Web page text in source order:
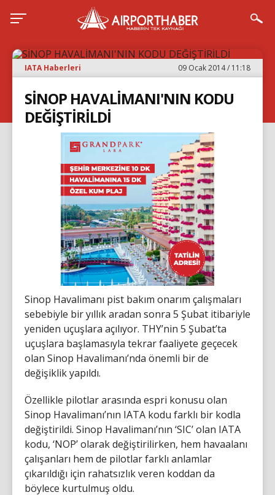
IATA Haberleri 09 Ocak 2014 / 11:18
SİNOP HAVALİMANI'NIN KODU
DEĞİŞTİRİLDİ
Sinop Havalimanı pist bakım onarım çalışmaları
sebebiyle bir yıllık aradan sonra 5 Şubat itibariyle
yeniden uçuşlara açılıyor. THY’nin 5 Şubat’ta
uçuşlara başlamasıyla tekrar faaliyete geçecek
olan Sinop Havalimanı’nda önemli bir de
değişiklik yapıldı.
Özellikle pilotlar arasında espri konusu olan
Sinop Havalimanı’nın IATA kodu farklı bir kodla
değiştirildi. Sinop Havalimanı’nın ‘SIC’ olan IATA
kodu, ‘NOP’ olarak değiştirilirken, hem havaalanı
çalışanları hem de pilotlar farklı anlamlar
çıkarıldığı için rahatsızlık veren koddan da
böylece kurtulmuş oldu.